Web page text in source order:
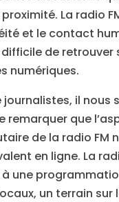
La radio
et le contact
de retrouver
numériques.
journalistes, il nous
remarquer que
de la radio FM
en ligne. La
à une
un terrain sur